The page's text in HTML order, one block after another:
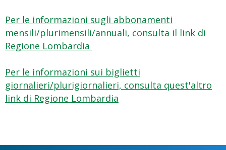
Per le informazioni sugli abbonamenti
mensili/plurimensili/annuali, consulta il link di
Regione Lombardia
Per le informazioni sui biglietti
giornalieri/plurigiornalieri, consulta quest'altro
link di Regione Lombardia